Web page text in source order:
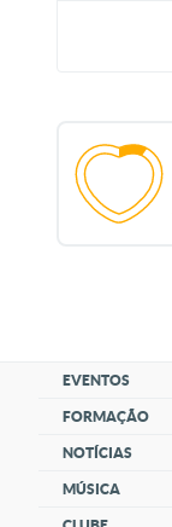
EVENTOS
FORMAÇÃO
NOTÍCIAS
MÚSICA